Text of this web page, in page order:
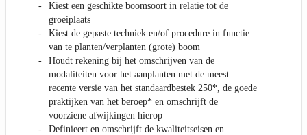
Kiest een geschikte boomsoort in relatie tot de
groeiplaats
Kiest de gepaste techniek en/of procedure in functie
van te planten/verplanten (grote) boom
Houdt rekening bij het omschrijven van de
modaliteiten voor het aanplanten met de meest
recente versie van het standaardbestek 250*, de goede
praktijken van het beroep* en omschrijft de
voorziene afwijkingen hierop
Definieert en omschrijft de kwaliteitseisen en